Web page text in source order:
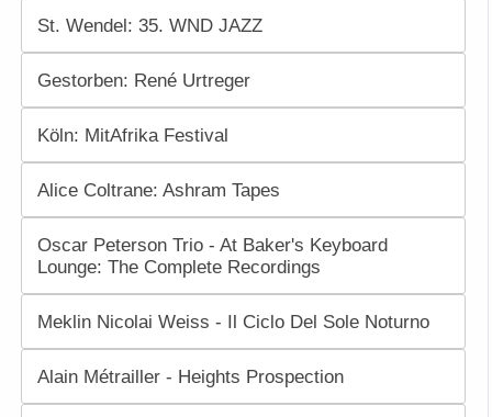
St. Wendel: 35. WND JAZZ
Gestorben: René Urtreger
Köln: MitAfrika Festival
Alice Coltrane: Ashram Tapes
Oscar Peterson Trio - At Baker's Keyboard
Lounge: The Complete Recordings
Meklin Nicolai Weiss - Il Ciclo Del Sole Noturno
Alain Métrailler - Heights Prospection